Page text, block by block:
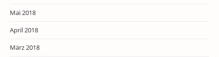
Mai 2018
April 2018
März 2018